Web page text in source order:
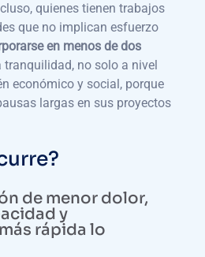
quienes tienen trabajos
que no implican esfuerzo
en menos de dos
tranquilidad, no solo a nivel
económico y social, porque
largas en sus proyectos
de menor dolor,
y
rápida lo